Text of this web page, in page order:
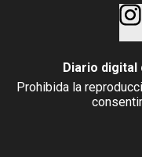
Diario digital
Prohibida la